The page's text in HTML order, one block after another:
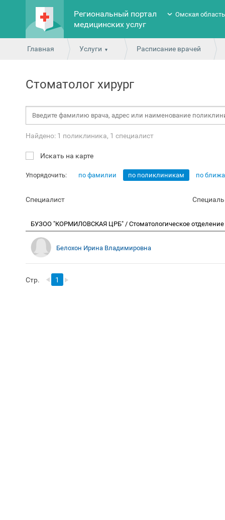
Региональный портал
медицинских услуг
Омская область
Главная Услуги Расписание врачей
Стоматолог хирург
Найдено: 1 поликлиника, 1 специалист
Искать на карте
Упорядочить: по фамилии по поликлиникам по
Специалист
БУЗОО "КОРМИЛОВСКАЯ ЦРБ" / Стоматологическое
Белохон Ирина Владимировна
Стр. 1